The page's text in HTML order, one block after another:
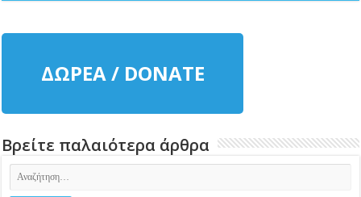
ΔΩΡΕΑ / DONATE
Βρείτε παλαιότερα άρθρα